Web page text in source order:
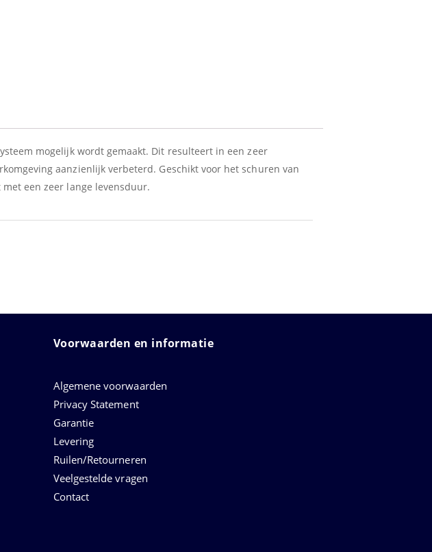
mogelijk wordt gemaakt. Dit resulteert in een zeer
aanzienlijk verbeterd. Geschikt voor het schuren van
een zeer lange levensduur.
Voorwaarden en informatie
Algemene voorwaarden
Privacy Statement
Garantie
Levering
Ruilen/Retourneren
Veelgestelde vragen
Contact